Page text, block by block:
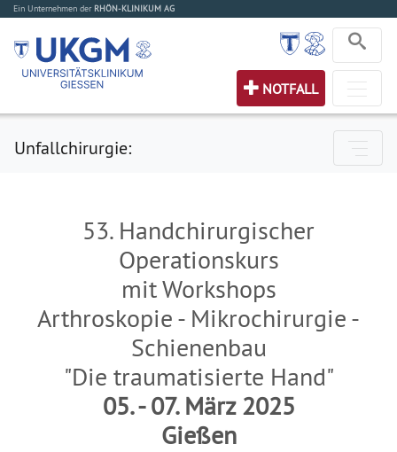
Ein Unternehmen der RHÖN-KLINIKUM AG
NOTFALL
Unfallchirurgie:
53. Handchirurgischer
Operationskurs
mit Workshops
Arthroskopie - Mikrochirurgie -
Schienenbau
"Die traumatisierte Hand"
05. - 07. März 2025
Gießen